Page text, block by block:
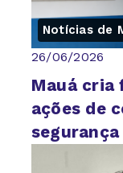
Notícias de
26/06/2026
Mauá cria
ações de